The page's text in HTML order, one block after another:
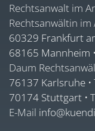
Rechtsanwalt im
Rechtsanwältin
60329 Frankfurt
68165 Mannheim
Daum
76137 Karlsruhe
70174 Stuttgart •
E-Mail